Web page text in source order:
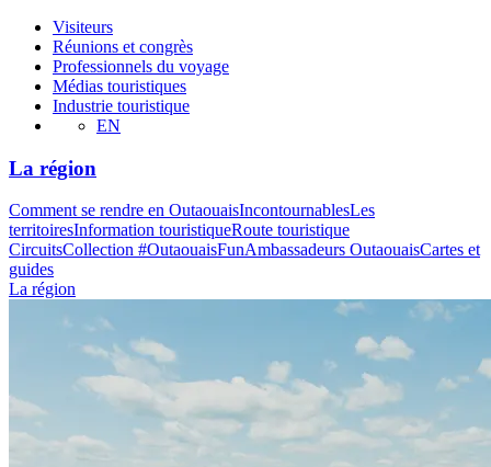
Visiteurs
Réunions et congrès
Professionnels du voyage
Médias touristiques
Industrie touristique
EN
La région
Comment se rendre en OutaouaisIncontournablesLes
territoiresInformation touristiqueRoute touristique
CircuitsCollection #OutaouaisFunAmbassadeurs OutaouaisCartes et
guides
La région